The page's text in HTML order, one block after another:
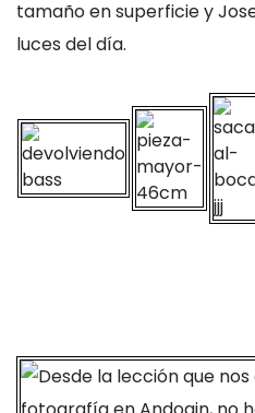
tamaño en superficie y
luces del día.